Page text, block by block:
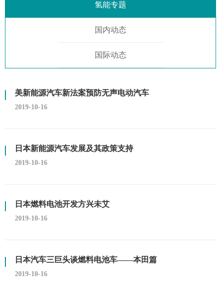
氢能专题
国内动态
国际动态
美新能源汽车新法案预防无声电动汽车
2019-10-16
日本新能源汽车发展及其政策支持
2019-10-16
日本燃料电池开发方兴未艾
2019-10-16
日本汽车三巨头谈燃料电池车——本田篇
2019-10-16